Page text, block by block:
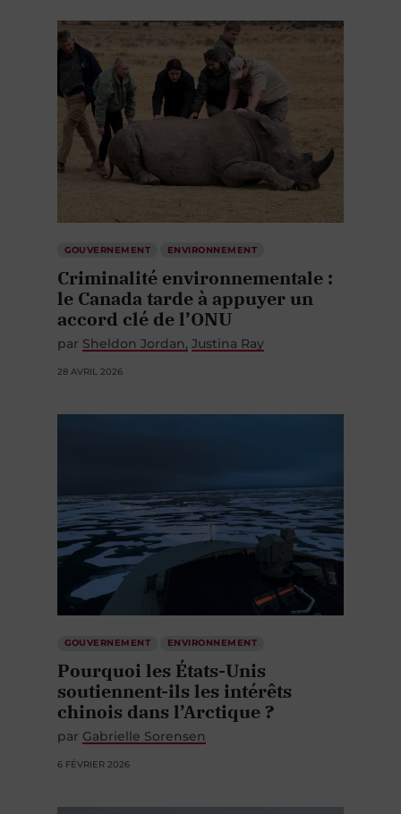
GOUVERNEMENT ENVIRONNEMENT
Criminalité environnementale :
le Canada tarde à appuyer un
accord clé de l’ONU
par Sheldon Jordan Justina Ray
28 AVRIL 2026
GOUVERNEMENT ENVIRONNEMENT
Pourquoi les États-Unis
soutiennent-ils les intérêts
chinois dans l’Arctique ?
par Gabrielle Sorensen
6 FÉVRIER 2026